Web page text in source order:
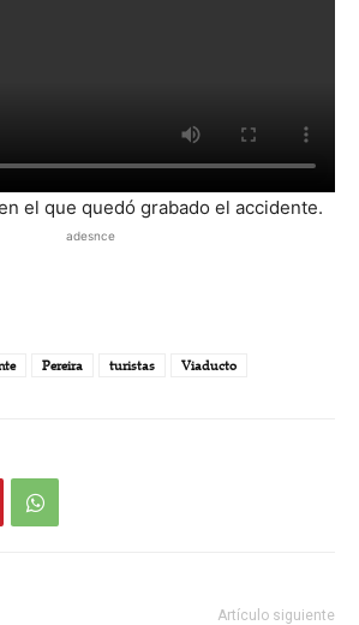
el que quedó grabado el accidente.
adesnce
Pereira turistas Viaducto
Artículo siguiente